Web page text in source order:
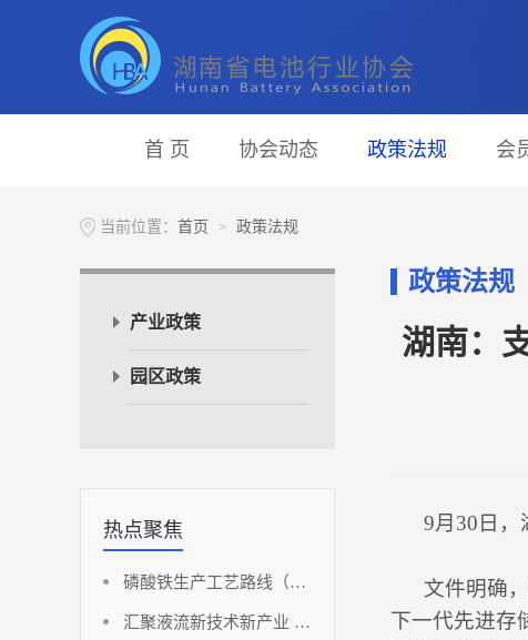
首 页 协会动态 政策法规 会
当前位置： 首页 > 政策法规
产业政策
园区政策
热点聚焦
磷酸铁生产工艺路线（铁法部分）
汇聚液流新技术新产业 助推湖南储能新能源高地
政策法规
湖南：
9月30日，
文件明确，
下一代先进存